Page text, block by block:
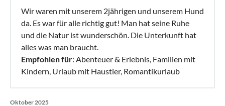
Wir waren mit unserem 2jährigen und unserem Hund
da. Es war für alle richtig gut! Man hat seine Ruhe
und die Natur ist wunderschön. Die Unterkunft hat
alles was man braucht.
Empfohlen für: Abenteuer & Erlebnis, Familien mit
Kindern, Urlaub mit Haustier, Romantikurlaub
Oktober 2025